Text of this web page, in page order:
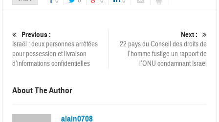
Previous :
Israël : deux personnes arrêtées
pour possession et livraison
d’informations confidentielles
Next :
22 pays du Conseil des droits de
l’homme fustige un rapport de
l’ONU condamnant Israël
About The Author
alain0708